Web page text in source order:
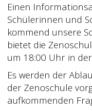
Einen
Schülerinnen und
kommend unsere
bietet die
um 18:00 Uhr in
Es werden der
der Zenoschule
aufkommenden